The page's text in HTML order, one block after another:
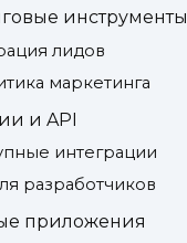
инструменты
лидов
маркетинга
и API
интеграции
разработчиков
приложения